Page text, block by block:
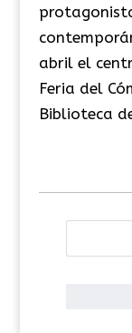
abril el
Feria del
Biblioteca